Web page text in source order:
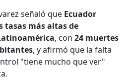
señaló que Ecuador
tasas más altas de
, con24 muertes
, y afirmó que la falta
"tiene mucho que ver"